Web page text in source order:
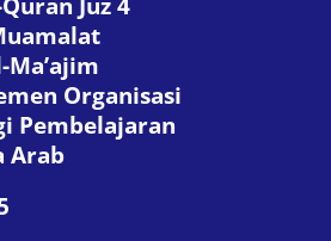
Organisasi
Pembelajaran
Arab